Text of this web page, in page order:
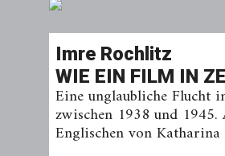
Imre Rochlitz
WIE EIN FILM IN
Eine unglaubliche Flucht
zwischen 1938 und 1945.
Englischen von